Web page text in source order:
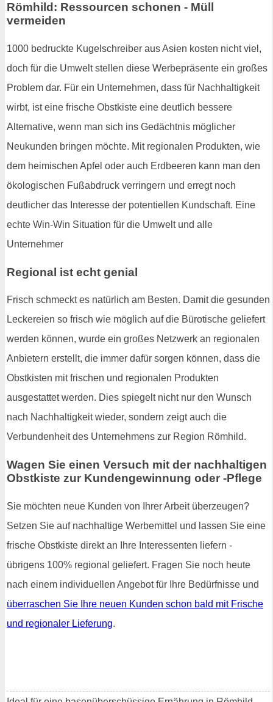
Römhild: Ressourcen schonen - Müll
vermeiden
1000 bedruckte Kugelschreiber aus Asien kosten nicht viel,
doch für die Umwelt stellen diese Werbepräsente ein großes
Problem dar. Für ein Unternehmen, dass für Nachhaltigkeit
wirbt, ist eine frische Obstkiste eine deutlich bessere
Alternative, wenn man sich ins Gedächtnis möglicher
Neukunden bringen möchte. Mit regionalen Produkten, wie
dem heimischen Apfel oder auch Erdbeeren kann man den
ökologischen Fußabdruck verringern und erregt noch
deutlicher das Interesse der potentiellen Kundschaft. Eine
echte Win-Win Situation für die Umwelt und alle
Unternehmer
Regional ist echt genial
Frisch schmeckt es natürlich am Besten. Damit die gesunden
Leckereien so frisch wie möglich auf die Bürotische geliefert
werden können, wurde ein großes Netzwerk an regionalen
Anbietern erstellt, die immer dafür sorgen können, dass die
Obstkisten mit frischen und regionalen Produkten
ausgestattet werden. Dies spiegelt nicht nur den Wunsch
nach Nachhaltigkeit wieder, sondern zeigt auch die
Verbundenheit des Unternehmens zur Region Römhild.
Wagen Sie einen Versuch mit der nachhaltigen
Obstkiste zur Kundengewinnung oder -Pflege
Sie möchten neue Kunden von Ihrer Arbeit überzeugen?
Setzen Sie auf nachhaltige Werbemittel und lassen Sie eine
frische Obstkiste direkt an Ihre Interessenten liefern -
übrigens 100% regional geliefert. Fragen Sie noch heute
nach einem individuellen Angebot für Ihre Bedürfnisse und
überraschen Sie Ihre neuen Kunden schon bald mit Frische
und regionaler Lieferung.